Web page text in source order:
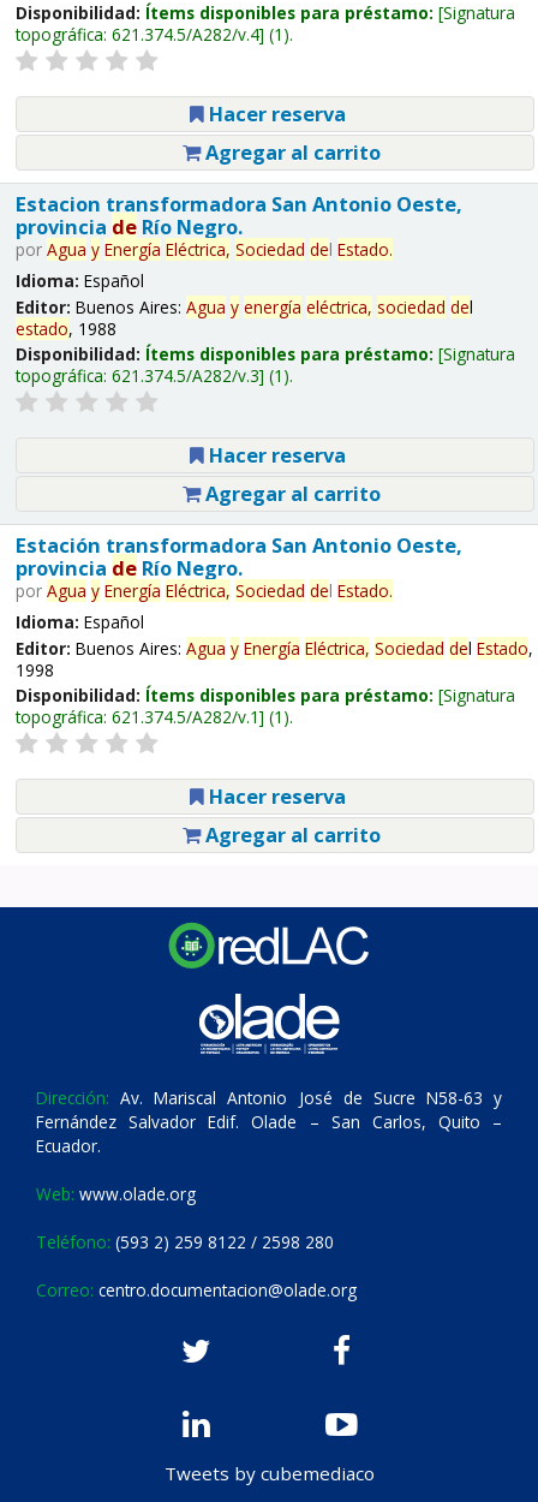
Disponibilidad: Ítems disponibles para préstamo: Signatura
topográfica: 621.374.5/A282/v.4 (1).
Hacer reserva
Agregar al carrito
Estacion transformadora San Antonio Oeste,
provincia deRío Negro.
por Agua y Energía Eléctrica, Sociedad del Estado.
Idioma: Español
Editor: Buenos Aires: Agua y energía eléctrica, sociedad del
estado, 1988
Disponibilidad: Ítems disponibles para préstamo: Signatura
topográfica: 621.374.5/A282/v.3 (1).
Hacer reserva
Agregar al carrito
Estación transformadora San Antonio Oeste,
provincia deRío Negro.
por Agua y Energía Eléctrica, Sociedad del Estado.
Idioma: Español
Editor: Buenos Aires: Agua y Energía Eléctrica, Sociedad del Estado,
1998
Disponibilidad: Ítems disponibles para préstamo: Signatura
topográfica: 621.374.5/A282/v.1 (1).
Hacer reserva
Agregar al carrito
Dirección: Av. Mariscal Antonio José de Sucre N58-63 y
Fernández Salvador Edif. Olade – San Carlos, Quito –
Ecuador.
Web: www.olade.org
Teléfono: (593 2) 259 8122 / 2598 280
Correo: centro.documentacion@olade.org
Tweets by cubemediaco